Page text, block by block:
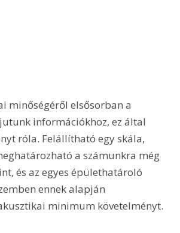
minőségéről elsősorban a
információkhoz, ez által
róla. Felállítható egy skála,
a számunkra még
és az egyes épülethatároló
ennek alapján
minimum követelményt.